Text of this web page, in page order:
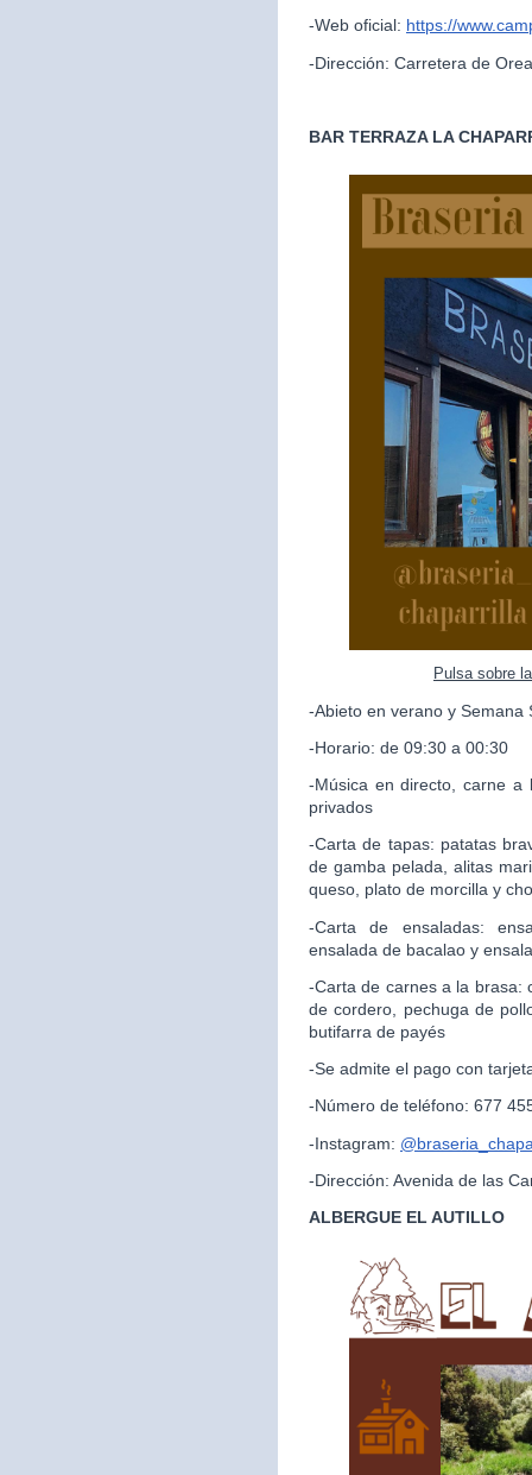
-Web oficial: https://
-Dirección: Carretera de
BAR TERRAZA LA
Pulsa sobre
-Abieto en verano y Semana
-Horario: de 09:30 a 00:30
-Música en directo, carne a
privados
-Carta de tapas: patatas
de gamba pelada, alitas
queso, plato de morcilla y
-Carta de ensaladas:
ensalada de bacalao y
-Carta de carnes a la brasa:
de cordero, pechuga de
butifarra de payés
-Se admite el pago con
-Número de teléfono: 677
-Instagram:
-Dirección: Avenida de las
ALBERGUE EL AUTILLO